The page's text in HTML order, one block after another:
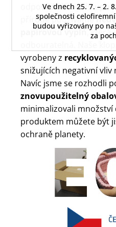
Ve dnech 25. 7. – 2.
společnosti
budou vyřizovány po
za
odpovědného přístupu
přírodě používáme
papírovou výplň, která
vyrobeny z
snižujících negativní
Navíc jsme se rozhodli
znovupoužitelný
minimalizovali množství
produktem můžete být
ochraně planety.